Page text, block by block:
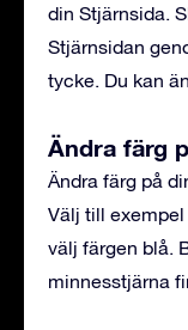
din Stjärnsida.
Stjärnsidan
tycke. Du kan
Ändra färg
Ändra färg på
Välj till
välj färgen blå.
minnesstjärna